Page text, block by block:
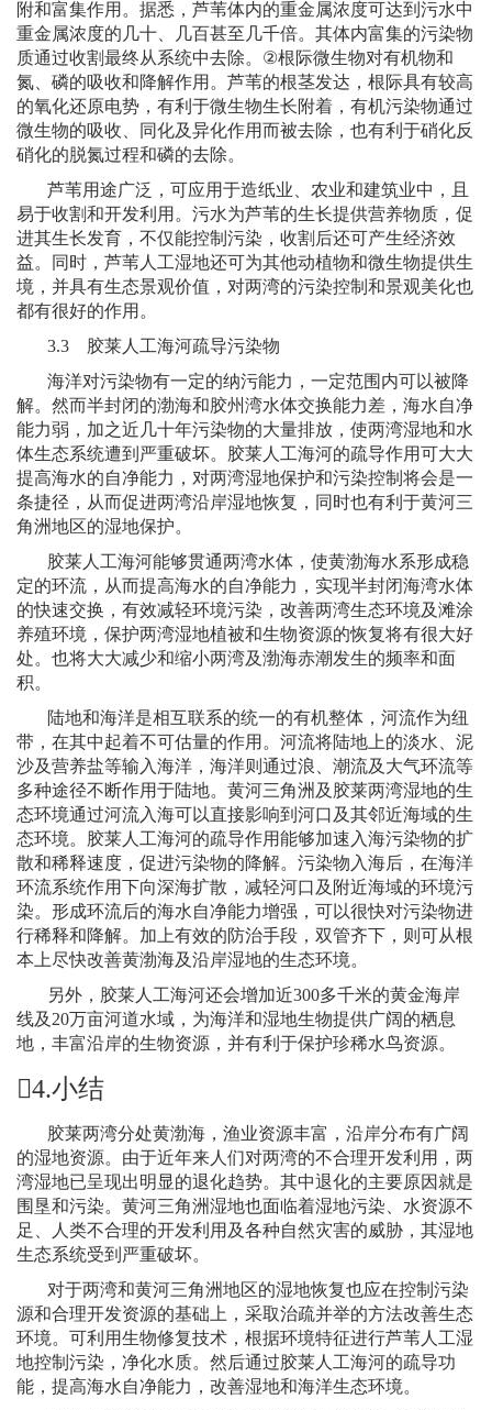
附和富集作用。据悉，芦苇体内的重金属浓度可达到污水中
重金属浓度的几十、几百甚至几千倍。其体内富集的污染物
质通过收割最终从系统中去除。 ②根际微生物对有机物和
氮、磷的吸收和降解作用。芦苇的根茎发达，根际具有较高
的氧化还原电势，有利于微生物生长附着，有机污染物通过
微生物的吸收、同化及异化作用而被去除，也有利于硝化反
硝化的脱氮过程和磷的去除。
芦苇用途广泛，可应用于造纸业、农业和建筑业中，且
易于收割和开发利用。污水为芦苇的生长提供营养物质，促
进其生长发育，不仅能控制污染，收割后还可产生经济效
益。同时，芦苇人工湿地还可为其他动植物和微生物提供生
境，并具有生态景观价值，对两湾的污染控制和景观美化也
都有很好的作用。
3.3 胶莱人工海河疏导污染物
海洋对污染物有一定的纳污能力，一定范围内可以被降
解。然而半封闭的渤海和胶州湾水体交换能力差，海水自净
能力弱，加之近几十年污染物的大量排放，使两湾湿地和水
体生态系统遭到严重破坏。胶莱人工海河的疏导作用可大大
提高海水的自净能力，对两湾湿地保护和污染控制将会是一
条捷径，从而促进两湾沿岸湿地恢复，同时也有利于黄河三
角洲地区的湿地保护。
胶莱人工海河能够贯通两湾水体，使黄渤海水系形成稳
定的环流，从而提高海水的自净能力，实现半封闭海湾水体
的快速交换，有效减轻环境污染，改善两湾生态环境及滩涂
养殖环境，保护两湾湿地植被和生物资源的恢复将有很大好
处。也将大大减少和缩小两湾及渤海赤潮发生的频率和面
积。
陆地和海洋是相互联系的统一的有机整体，河流作为纽
带，在其中起着不可估量的作用。河流将陆地上的淡水、泥
沙及营养盐等输入海洋，海洋则通过浪、潮流及大气环流等
多种途径不断作用于陆地。黄河三角洲及胶莱两湾湿地的生
态环境通过河流入海可以直接影响到河口及其邻近海域的生
态环境。胶莱人工海河的疏导作用能够加速入海污染物的扩
散和稀释速度，促进污染物的降解。污染物入海后，在海洋
环流系统作用下向深海扩散，减轻河口及附近海域的环境污
染。形成环流后的海水自净能力增强，可以很快对污染物进
行稀释和降解。加上有效的防治手段，双管齐下，则可从根
本上尽快改善黄渤海及沿岸湿地的生态环境。
另外，胶莱人工海河还会增加近300多千米的黄金海岸
线及 20万亩河道水域，为海洋和湿地生物提供广阔的栖息
地，丰富沿岸的生物资源，并有利于保护珍稀水鸟资源。
4.小结
胶莱两湾分处黄渤海，渔业资源丰富，沿岸分布有广阔
的湿地资源。由于近年来人们对两湾的不合理开发利用，两
湾湿地已呈现出明显的退化趋势。其中退化的主要原因就是
围垦和污染。黄河三角洲湿地也面临着湿地污染、水资源不
足、人类不合理的开发利用及各种自然灾害的威胁，其湿地
生态系统受到严重破坏。
对于两湾和黄河三角洲地区的湿地恢复也应在控制污染
源和合理开发资源的基础上，采取治疏并举的方法改善生态
环境。可利用生物修复技术，根据环境特征进行芦苇人工湿
地控制污染，净化水质。然后通过胶莱人工海河的疏导功
能，提高海水自净能力，改善湿地和海洋生态环境。